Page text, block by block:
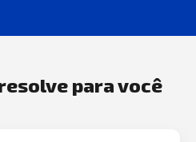
para você